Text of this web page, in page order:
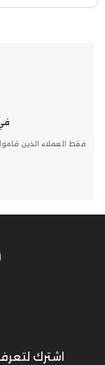
فقط العملاء الذين
اشترك